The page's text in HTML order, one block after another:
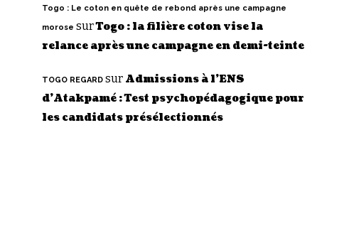
Togo : Le coton en quête de rebond après une campagne
morose surTogo : la filière coton vise la
relance après une campagne en demi-teinte
TOGO REGARDsur Admissions à l’ENS
d’Atakpamé : Test psychopédagogique pour
les candidats présélectionnés